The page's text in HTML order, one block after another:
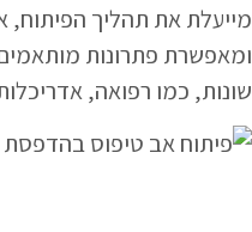
מייעלת את תהליך הפיתוח,
ומאפשרת פתרונות
שונות, כמו רפואה,